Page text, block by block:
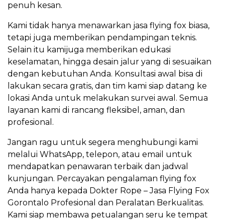
penuh kesan.
Kami tidak hanya menawarkan jasa flying fox biasa,
tetapi juga memberikan pendampingan teknis.
Selain itu kamijuga memberikan edukasi
keselamatan, hingga desain jalur yang di sesuaikan
dengan kebutuhan Anda. Konsultasi awal bisa di
lakukan secara gratis, dan tim kami siap datang ke
lokasi Anda untuk melakukan survei awal. Semua
layanan kami di rancang fleksibel, aman, dan
profesional.
Jangan ragu untuk segera menghubungi kami
melalui WhatsApp, telepon, atau email untuk
mendapatkan penawaran terbaik dan jadwal
kunjungan. Percayakan pengalaman flying fox
Anda hanya kepada Dokter Rope – Jasa Flying Fox
Gorontalo Profesional dan Peralatan Berkualitas.
Kami siap membawa petualangan seru ke tempat